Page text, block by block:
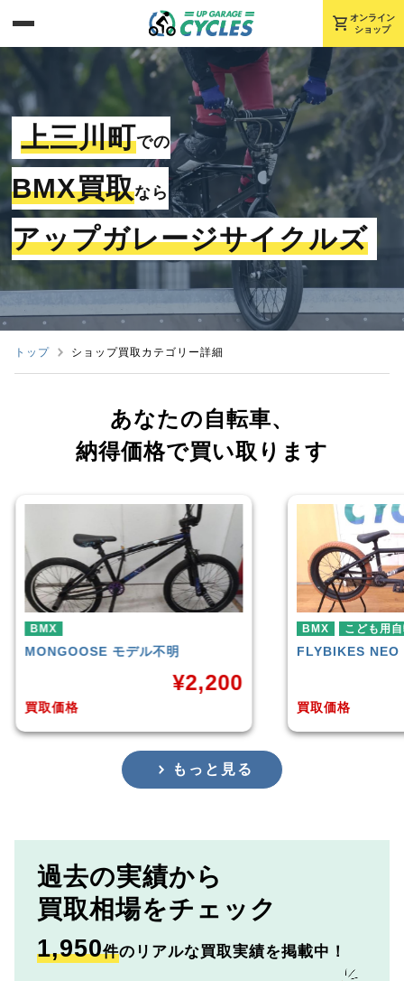
shopping_cart オンライン
ショップ
上三川町での
BMX買取なら
アップガレージサイクルズ
トップ ショップ買取カテゴリー詳細
あなたの自転車、
納得価格で買い取ります
FLYBIKESNEO
¥10,000
BMX
もっと見る
過去の実績から
買取相場をチェック
1,950件のリアルな買取実績を掲載中！